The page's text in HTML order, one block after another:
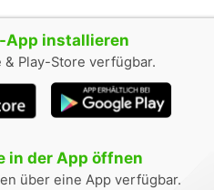
App installieren
& Play-Store verfügbar.
in der App öffnen
über eine App verfügbar.